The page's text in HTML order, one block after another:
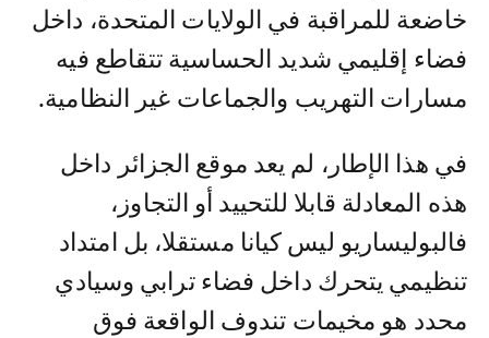
خاضعة للمراقبة في الولايات المتحدة، داخل
فضاء إقليمي شديد الحساسية تتقاطع فيه
مسارات التهريب والجماعات غير النظامية.
في هذا الإطار، لم يعد موقع الجزائر داخل
هذه المعادلة قابلا للتحييد أو التجاوز،
فالبوليساريو ليس كيانا مستقلا، بل امتداد
تنظيمي يتحرك داخل فضاء ترابي وسيادي
محدد هو مخيمات تندوف الواقعة فوق